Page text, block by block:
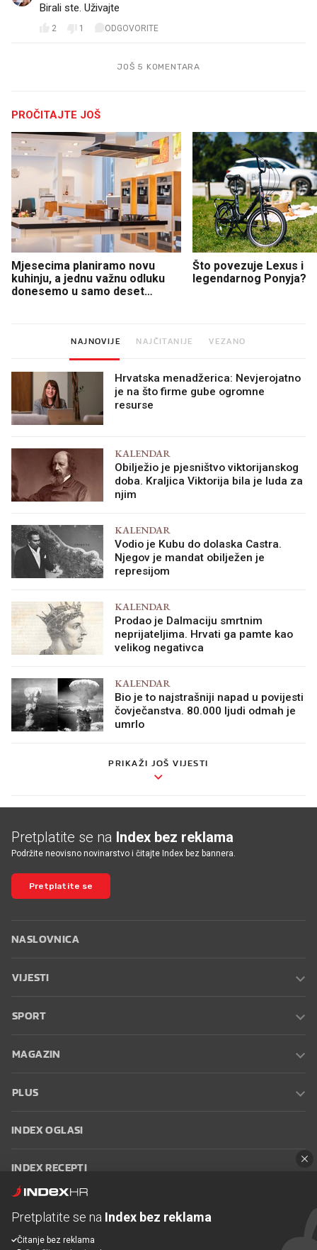
Birali ste. Uživajte
2 1 ODGOVORITE
JOŠ 5 KOMENTARA
PROČITAJTE JOŠ
Mjesecima planiramo novu
kuhinju, a jednu važnu odluku
donesemo u samo deset
Što povezuje Lexus i
legendarnog Ponyja?
NAJNOVIJE NAJČITANIJE VEZANO
Hrvatska menadžerica: Nevjerojatno
je na što firme gube ogromne
resurse
KALENDAR
Obilježio je pjesništvo viktorijanskog
doba. Kraljica Viktorija bila je luda za
njim
KALENDAR
Vodio je Kubu do dolaska Castra.
Njegov je mandat obilježen je
represijom
KALENDAR
Prodao je Dalmaciju smrtnim
neprijateljima. Hrvati ga pamte kao
velikog negativca
KALENDAR
Bio je to najstrašniji napad u povijesti
čovječanstva. 80.000 ljudi odmah je
umrlo
PRIKAŽI JOŠ VIJESTI
Pretplatite se na Index bez reklama
Podržite neovisno novinarstvo i čitajte Index bez bannera.
Pretplatite se
NASLOVNICA
VIJESTI
SPORT
MAGAZIN
PLUS
INDEX OGLASI
INDEX RECEPTI
Oglašavanje Zaposli se na Indexu
Pretplatite se na Index bez reklama
Čitanje bez reklama